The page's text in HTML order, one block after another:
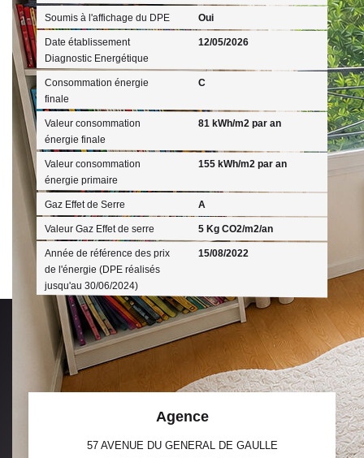
Soumis à l'affichage du DPE Oui
Date établissement
Diagnostic Energétique
12/05/2026
Consommation énergie
finale
C
Valeur consommation
énergie finale
81 kWh/m2 par an
Valeur consommation
énergie primaire
155 kWh/m2 par an
Gaz Effet de Serre A
Valeur Gaz Effet de serre 5 Kg CO2/m2/an
Année de référence des prix
de l'énergie (DPE réalisés
jusqu'au 30/06/2024)
15/08/2022
Agence
57 AVENUE DU GENERAL DE GAULLE